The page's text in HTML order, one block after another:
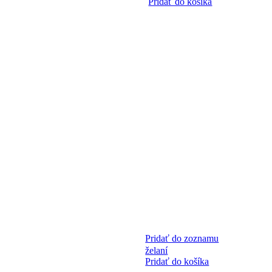
Pridať do zoznamu
želaní
Pridať do košíka